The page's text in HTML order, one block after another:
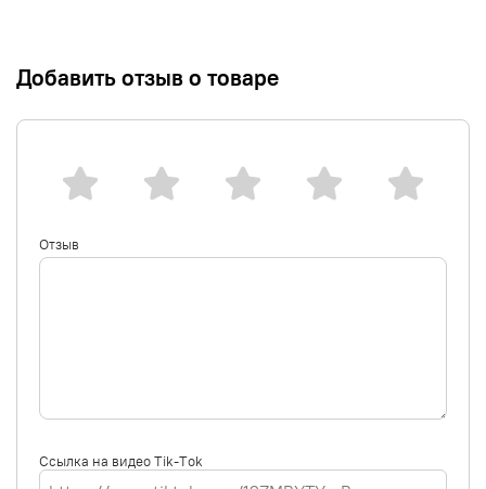
Добавить отзыв о товаре
Отзыв
Ссылка на видео Tik-Tok